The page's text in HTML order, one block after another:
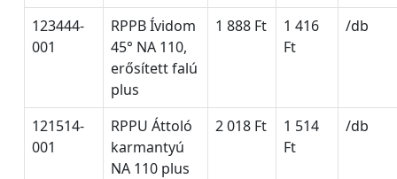
123444-
001
RPPB Ívidom
45° NA 110,
erősített falú
plus
1 888 Ft
1 416
Ft
/db
121514-
001
RPPU Áttoló
karmantyú
NA 110 plus
2 018 Ft
1 514
Ft
/db